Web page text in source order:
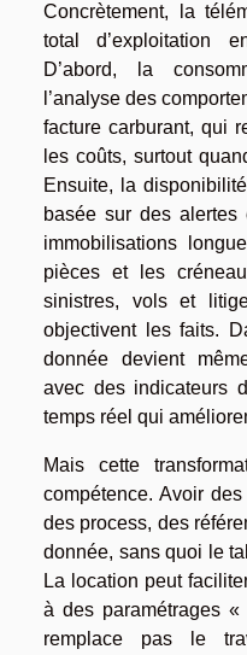
Concrètement, la
total d’exploitation
D’abord, la
l’analyse des
facture carburant, qui
les coûts, surtout
Ensuite, la
basée sur des
immobilisations
pièces et les
sinistres, vols et
objectivent les faits.
donnée devient
avec des indicateurs
temps réel qui
Mais cette
compétence. Avoir
des process, des
donnée, sans quoi le
La location peut
à des paramétrages
remplace pas le